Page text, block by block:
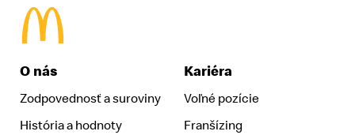
O nás
Zodpovednosť a suroviny
História a hodnoty
Kariéra
Voľné pozície
Franšízing